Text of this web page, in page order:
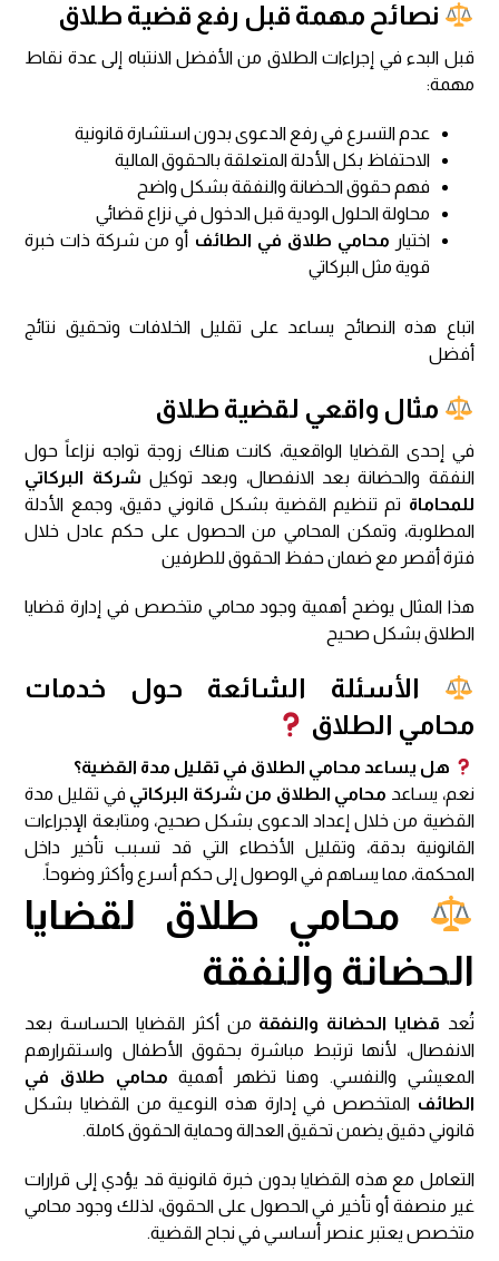
نصائح مهمة قبل رفع قضية طلاق
قبل البدء في إجراءات الطلاق من الأفضل الانتباه إلى عدة نقاط
مهمة:
عدم التسرع في رفع الدعوى بدون استشارة قانونية
الاحتفاظ بكل الأدلة المتعلقة بالحقوق المالية
فهم حقوق الحضانة والنفقة بشكل واضح
محاولة الحلول الودية قبل الدخول في نزاع قضائي
اختيار محامي طلاق في الطائف أو من شركة ذات خبرة
قوية مثل البركاتي
اتباع هذه النصائح يساعد على تقليل الخلافات وتحقيق نتائج
أفضل
مثال واقعي لقضية طلاق
في إحدى القضايا الواقعية، كانت هناك زوجة تواجه نزاعاً حول
النفقة والحضانة بعد الانفصال، وبعد توكيل شركة البركاتي
للمحاماة تم تنظيم القضية بشكل قانوني دقيق، وجمع الأدلة
المطلوبة، وتمكن المحامي من الحصول على حكم عادل خلال
فترة أقصر مع ضمان حفظ الحقوق للطرفين
هذا المثال يوضح أهمية وجود محامي متخصص في إدارة قضايا
الطلاق بشكل صحيح
الأسئلة الشائعة حول خدمات
محامي الطلاق
هل يساعد محامي الطلاق في تقليل مدة القضية؟
نعم، يساعد محامي الطلاق من شركة البركاتي في تقليل مدة
القضية من خلال إعداد الدعوى بشكل صحيح، ومتابعة الإجراءات
القانونية بدقة، وتقليل الأخطاء التي قد تسبب تأخير داخل
المحكمة، مما يساهم في الوصول إلى حكم أسرع وأكثر وضوحاً.
محامي طلاق لقضايا
الحضانة والنفقة
تُعد قضايا الحضانة والنفقة من أكثر القضايا الحساسة بعد
الانفصال، لأنها ترتبط مباشرة بحقوق الأطفال واستقرارهم
المعيشي والنفسي. وهنا تظهر أهمية محامي طلاق في
الطائف المتخصص في إدارة هذه النوعية من القضايا بشكل
قانوني دقيق يضمن تحقيق العدالة وحماية الحقوق كاملة.
التعامل مع هذه القضايا بدون خبرة قانونية قد يؤدي إلى قرارات
غير منصفة أو تأخير في الحصول على الحقوق، لذلك وجود محامي
متخصص يعتبر عنصر أساسي في نجاح القضية.